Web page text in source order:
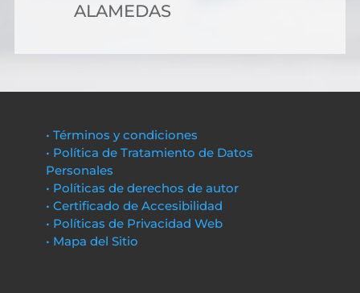
ALAMEDAS
• Términos y condiciones
• Política de Tratamiento de Datos
Personales
• Políticas de derechos de autor
• Certificado de Accesibilidad
• Políticas de Privacidad Web
• Mapa del Sitio